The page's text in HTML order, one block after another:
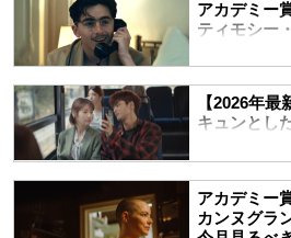
アカデミー
ティモシー
今月見るべ
＜2026年3
York Times
イト
発見、感動
る、映画好き
厳選！
【2026年最
キュンとし
韓流ナビゲ
すめ恋愛ド
New York
式サイト
日本における
アカデミー
カンヌグラ